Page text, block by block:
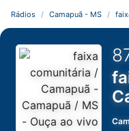
Rádios Camapuã - MS